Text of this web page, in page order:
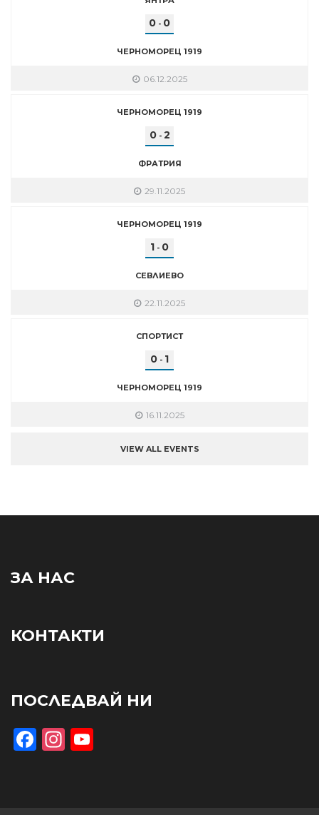
0 - 0
ЧЕРНОМОРЕЦ 1919
06.12.2025
ЧЕРНОМОРЕЦ 1919
0- 2
ФРАТРИЯ
29.11.2025
ЧЕРНОМОРЕЦ 1919
1 - 0
СЕВЛИЕВО
22.11.2025
СПОРТИСТ
0 - 1
ЧЕРНОМОРЕЦ 1919
16.11.2025
VIEW ALL EVENTS
ЗА НАС
КОНТАКТИ
ПОСЛЕДВАЙ НИ
Facebook
Instagram